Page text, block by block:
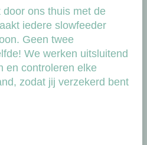
ons thuis met de
iedere slowfeeder
Geen twee
We werken uitsluitend
en controleren elke
zodat jij verzekerd bent